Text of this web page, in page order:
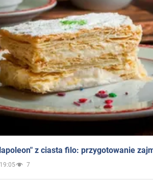
z ciasta filo: przygotowanie
7